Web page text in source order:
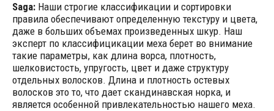
Saga:Наши строгие классификации и сортировки
правила обеспечивают определенную текстуру и цвета,
даже в больших объемах произведенных шкур. Наш
эксперт по классифицикации меха берет во внимание
такие параметры, как длина ворса, плотность,
шелковистость, упругость, цвет и даже структуру
отдельных волосков. Длина и плотность остевых
волосков это то, что дает скандинавская норка, и
является особенной привлекательностью нашего меха.